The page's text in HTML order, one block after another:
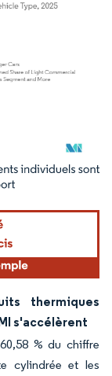
attribution sous CC BY
thermiques
s'accélèrent
% du chiffre
cylindrée et les